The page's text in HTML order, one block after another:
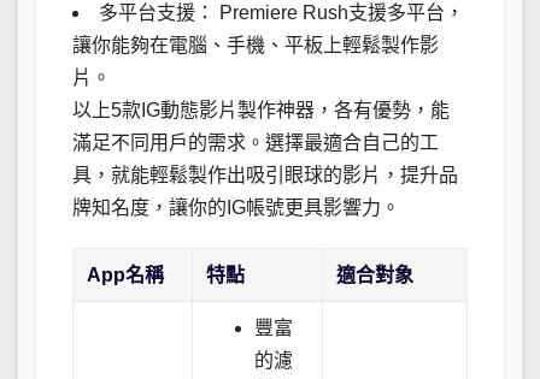
多平台支援： Premiere Rush支援多平台，
讓你能夠在電腦、手機、平板上輕鬆製作影
片。
以上5款IG動態影片製作神器，各有優勢，能
滿足不同用戶的需求。選擇最適合自己的工
具，就能輕鬆製作出吸引眼球的影片，提升品
牌知名度，讓你的IG帳號更具影響力。
App名稱 特點 適合對象
豐富
的濾